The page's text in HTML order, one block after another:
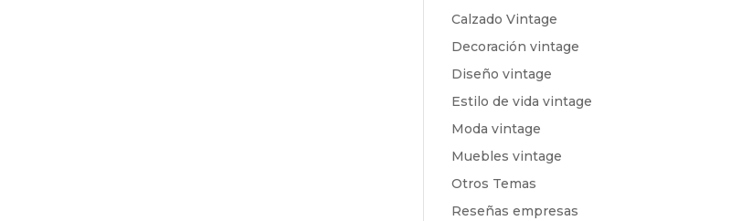
Calzado Vintage
Decoración vintage
Diseño vintage
Estilo de vida vintage
Moda vintage
Muebles vintage
Otros Temas
Reseñas empresas